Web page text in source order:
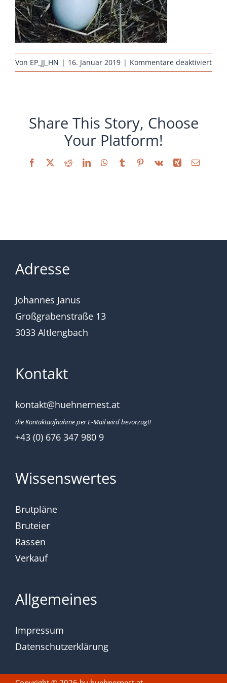
Sonstiges
Von EP_JJ_HN | 16. Januar 2019 | Kommentare deaktiviertfür
Share This Story, Choose
Your Platform!
Facebook
X RedditLinkedInWhatsApp
TumblrPinterest
Vk Xing E-
Adresse
Johannes Janus
Großgrabenstraße 13
3033 Altlengbach
Kontakt
kontakt@huehnernest.at
die Kontaktaufnahme per E-Mail wird bevorzugt!
+43 (0) 676 347 980 9
Wissenswertes
Brutpläne
Bruteier
Rassen
Verkauf
Allgemeines
Impressum
Datenschutzerklärung